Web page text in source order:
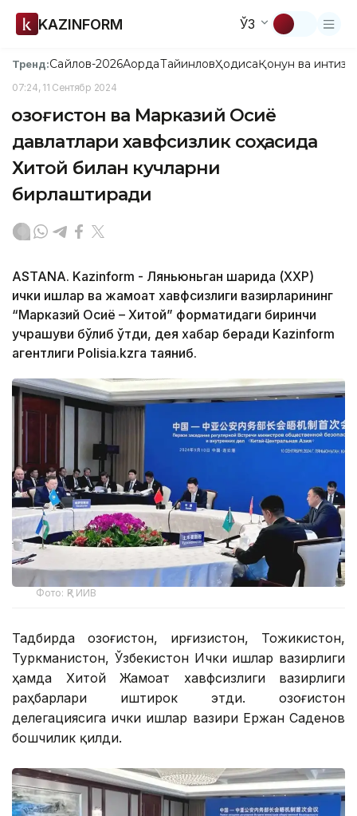
KAZINFORM ЎЗ
Тренд:Сайлов-2026АқордаТайинловҲодисаҚонун ва
07:24, 11 Сентябр 2024
Қозоғистон ва Марказий Осиё
давлатлари хавфсизлик соҳасида
Хитой билан кучларни
бирлаштиради
ASTANA. Kazinform - Ляньюньган шаҳрида (ХХР)
ички ишлар ва жамоат хавфсизлиги вазирларининг
“Марказий Осиё – Хитой” форматидаги биринчи
учрашуви бўлиб ўтди, дея хабар беради Kazinform
агентлиги Polisia.kzга таяниб.
Фото: ҚР ИИВ
Тадбирда Қозоғистон, Қирғизистон, Тожикистон,
Туркманистон, Ўзбекистон Ички ишлар вазирлиги
ҳамда Хитой Жамоат хавфсизлиги вазирлиги
раҳбарлари иштирок этди. Қозоғистон
делегациясига ички ишлар вазири Ержан Саденов
бошчилик қилди.